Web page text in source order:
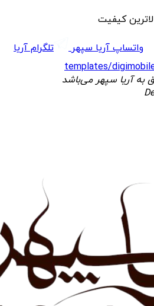
کیفیت
واتساپ آریا سپهر
تلگرام آریا
templates/
به آریا سپهر می‌باشد